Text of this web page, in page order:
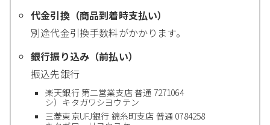
代金引換（商品到着時支払い）
別途代金引換手数料がかかります。
銀行振り込み（前払い）
振込先銀行
楽天銀行 第二営業支店 普通 7271064
シ）キタガワシヨウテン
三菱東京UFJ銀行 錦糸町支店 普通 0784258